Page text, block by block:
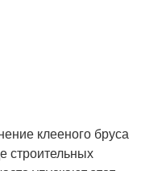
клееного бруса
строительных